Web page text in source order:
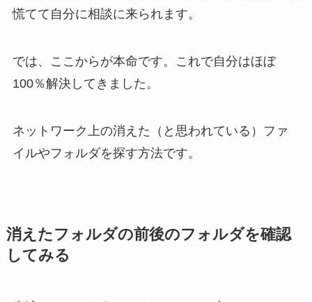
慌てて自分に相談に来られます。
では、ここからが本命です。これで自分はほぼ
100％解決してきました。
ネットワーク上の消えた（と思われている）ファ
イルやフォルダを探す方法です。
消えたフォルダの前後のフォルダを確認
してみる